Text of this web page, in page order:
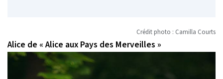
Crédit photo : Camilla Courts
Alice de « Alice aux Pays des Merveilles »